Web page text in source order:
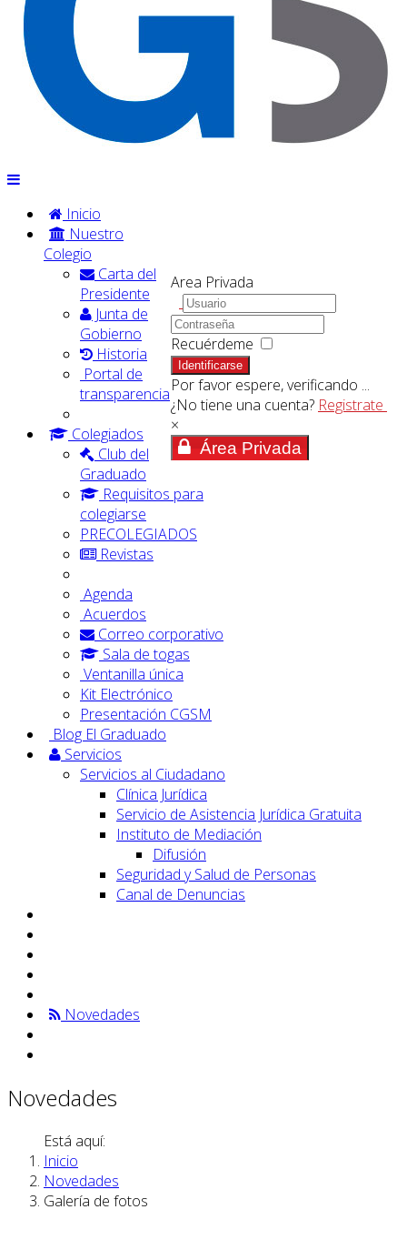
Area Privada
Recuérdeme
Identificarse
Por favor espere, verificando ...
¿No tiene una cuenta? Registrate
×
Área Privada
Inicio
Nuestro
Colegio
Carta del
Presidente
Junta de
Gobierno
Historia
Portal de
transparencia
Colegiados
Club del
Graduado
Requisitos para
colegiarse
PRECOLEGIADOS
Revistas
Agenda
Acuerdos
Correo corporativo
Sala de togas
Ventanilla única
Kit Electrónico
Presentación CGSM
Blog El Graduado
Servicios
Servicios al Ciudadano
Clínica Jurídica
Servicio de Asistencia Jurídica Gratuita
Instituto de Mediación
Difusión
Seguridad y Salud de Personas
Canal de Denuncias
Novedades
Novedades
Está aquí:
Inicio
Novedades
Galería de fotos